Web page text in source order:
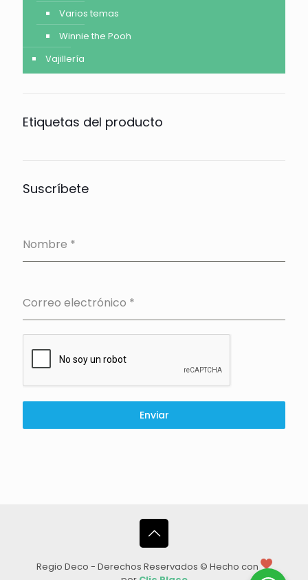
Varios temas
Winnie the Pooh
Vajillería
Etiquetas del producto
Suscríbete
Nombre *
Correo electrónico *
Enviar
Regio Deco - Derechos Reservados © Hecho con